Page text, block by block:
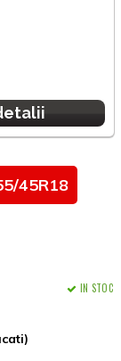
45R18
IN STOC